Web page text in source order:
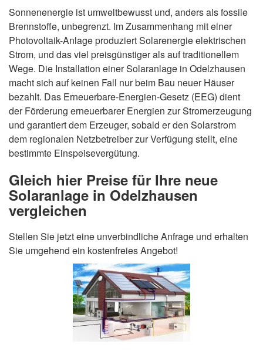
Sonnenenergie ist umweltbewusst und, anders als fossile
Brennstoffe, unbegrenzt. Im Zusammenhang mit einer
Photovoltaik-Anlage produziert Solarenergie elektrischen
Strom, und das viel preisgünstiger als auf traditionellem
Wege. Die Installation einer Solaranlage in Odelzhausen
macht sich auf keinen Fall nur beim Bau neuer Häuser
bezahlt. Das Erneuerbare-Energien-Gesetz (EEG) dient
der Förderung erneuerbarer Energien zur Stromerzeugung
und garantiert dem Erzeuger, sobald er den Solarstrom
dem regionalen Netzbetreiber zur Verfügung stellt, eine
bestimmte Einspeisevergütung.
Gleich hier Preise für Ihre neue
Solaranlage in Odelzhausen
vergleichen
Stellen Sie jetzt eine unverbindliche Anfrage und erhalten
Sie umgehend ein kostenfreies Angebot!